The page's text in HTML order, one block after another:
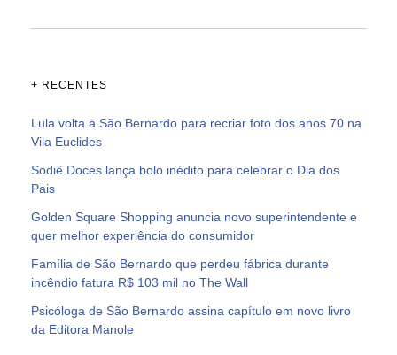
+ RECENTES
Lula volta a São Bernardo para recriar foto dos anos 70 na
Vila Euclides
Sodiê Doces lança bolo inédito para celebrar o Dia dos
Pais
Golden Square Shopping anuncia novo superintendente e
quer melhor experiência do consumidor
Família de São Bernardo que perdeu fábrica durante
incêndio fatura R$ 103 mil no The Wall
Psicóloga de São Bernardo assina capítulo em novo livro
da Editora Manole